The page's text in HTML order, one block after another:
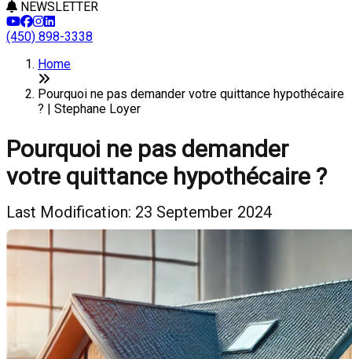
NEWSLETTER
(450) 898-3338
Home
Pourquoi ne pas demander votre quittance hypothécaire
? | Stephane Loyer
Pourquoi ne pas demander
votre quittance hypothécaire ?
Last Modification: 23 September 2024